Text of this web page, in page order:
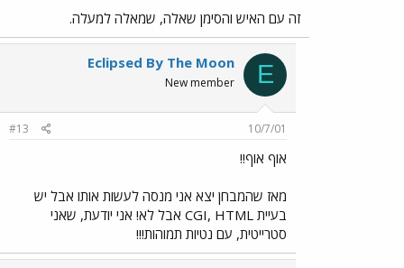
זה עם האיש והסימן שאלה, שמאלה למעלה.
E
Eclipsed By The Moon
New member
10/7/01
#13
אוף אוף!!
מאז שהמבחן יצא אני מנסה לעשות אותו אבל יש
בעיית CGI, HTML אבל לא! אני יודעת, שאני
סטרייטית, עם נטיות תמוהות!!!